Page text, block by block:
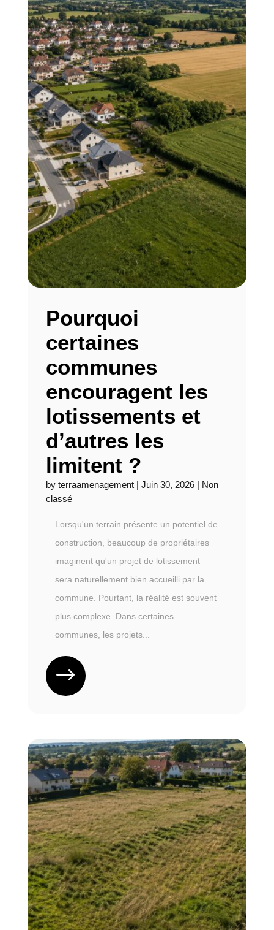
Pourquoi
certaines
communes
encouragent les
lotissements et
d’autres les
limitent ?
by terraamenagement| Juin 30, 2026| Non
classé
Lorsqu'un terrain présente un potentiel de
construction, beaucoup de propriétaires
imaginent qu'un projet de lotissement
sera naturellement bien accueilli par la
commune. Pourtant, la réalité est souvent
plus complexe. Dans certaines
communes, les projets...